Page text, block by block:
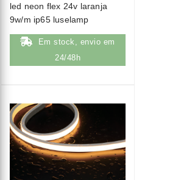
led neon flex 24v laranja
9w/m ip65 luselamp
Em stock, envio em
24/48h